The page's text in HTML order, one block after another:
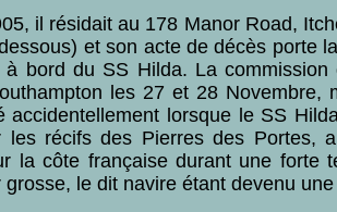
il résidait au 178 Manor Road,
et son acte de décès porte
à bord du SS Hilda. La commission
les 27 et 28 Novembre,
accidentellement lorsque le SS
les récifs des Pierres des Portes,
la côte française durant une forte
grosse, le dit navire étant devenu